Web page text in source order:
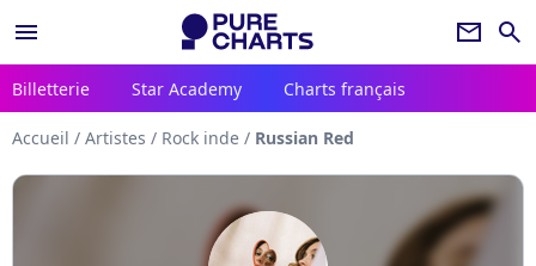
menu newsletter search
Billetterie Star Academy Charts français
Accueil / Artistes / Rock inde / Russian Red